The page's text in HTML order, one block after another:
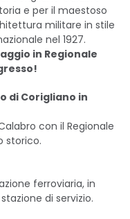
e per il maestoso
militare in stile
nel 1927.
in Regionale
di Corigliano in
con il Regionale
storico.
ferroviaria, in
di servizio.